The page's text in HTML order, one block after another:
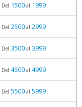
Del 1500al 1999
Del 2500al 2999
Del 3500al 3999
Del 4500al 4999
Del 5500al 5999